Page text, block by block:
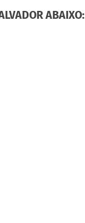
ABAIXO: